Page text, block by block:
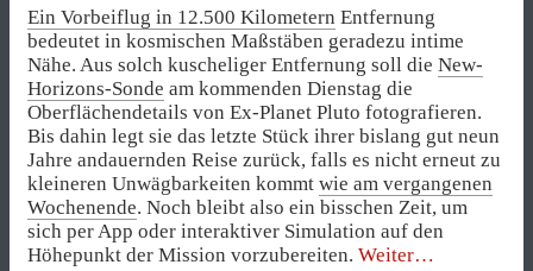
Ein Vorbeiflug in 12.500 Kilometern Entfernung
bedeutet in kosmischen Maßstäben geradezu intime
Nähe. Aus solch kuscheliger Entfernung soll die New-
Horizons-Sonde am kommenden Dienstag die
Oberflächendetails von Ex-Planet Pluto fotografieren.
Bis dahin legt sie das letzte Stück ihrer bislang gut neun
Jahre andauernden Reise zurück, falls es nicht erneut zu
kleineren Unwägbarkeiten kommt wie am vergangenen
Wochenende. Noch bleibt also ein bisschen Zeit, um
sich per App oder interaktiver Simulation auf den
Höhepunkt der Mission vorzubereiten. Weiter„Wo